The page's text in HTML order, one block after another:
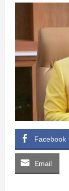
Facebook
Email